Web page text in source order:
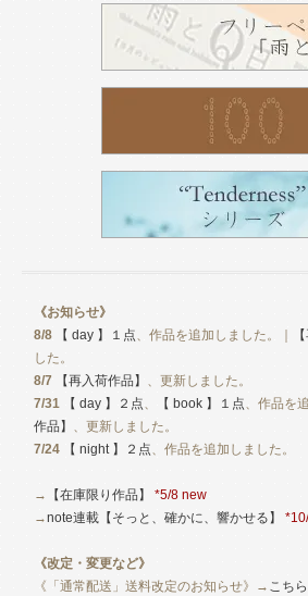
《お知らせ》
8/8
【 day 】１点、作品を追加しました。｜
した。
8/7
【再入荷作品】 、更新しました。
7/31
【 day 】２点、 【 book 】１点、作品を
作品】 、更新しました。
7/24
【 night 】２点、作品を追加しました。
→ 【在庫限り作品】
*5/8 new
→note連載【そっと、確かに、響かせる】
《改定・変更など》
《「通常配送」送料改定のお知らせ》→ こちら